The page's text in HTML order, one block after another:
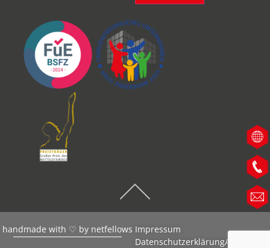
handmade with ♡ by netfellows Impressum
DatenschutzerklärungAGB